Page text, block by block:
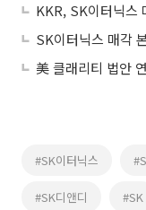
KKR, SK이터닉스
#SK이터닉스
#SK디앤디 #SK